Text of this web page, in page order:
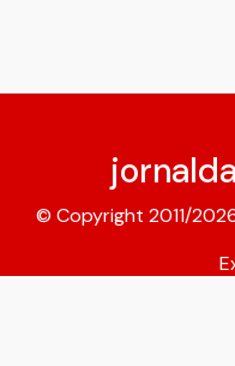
© Copyright 2011/